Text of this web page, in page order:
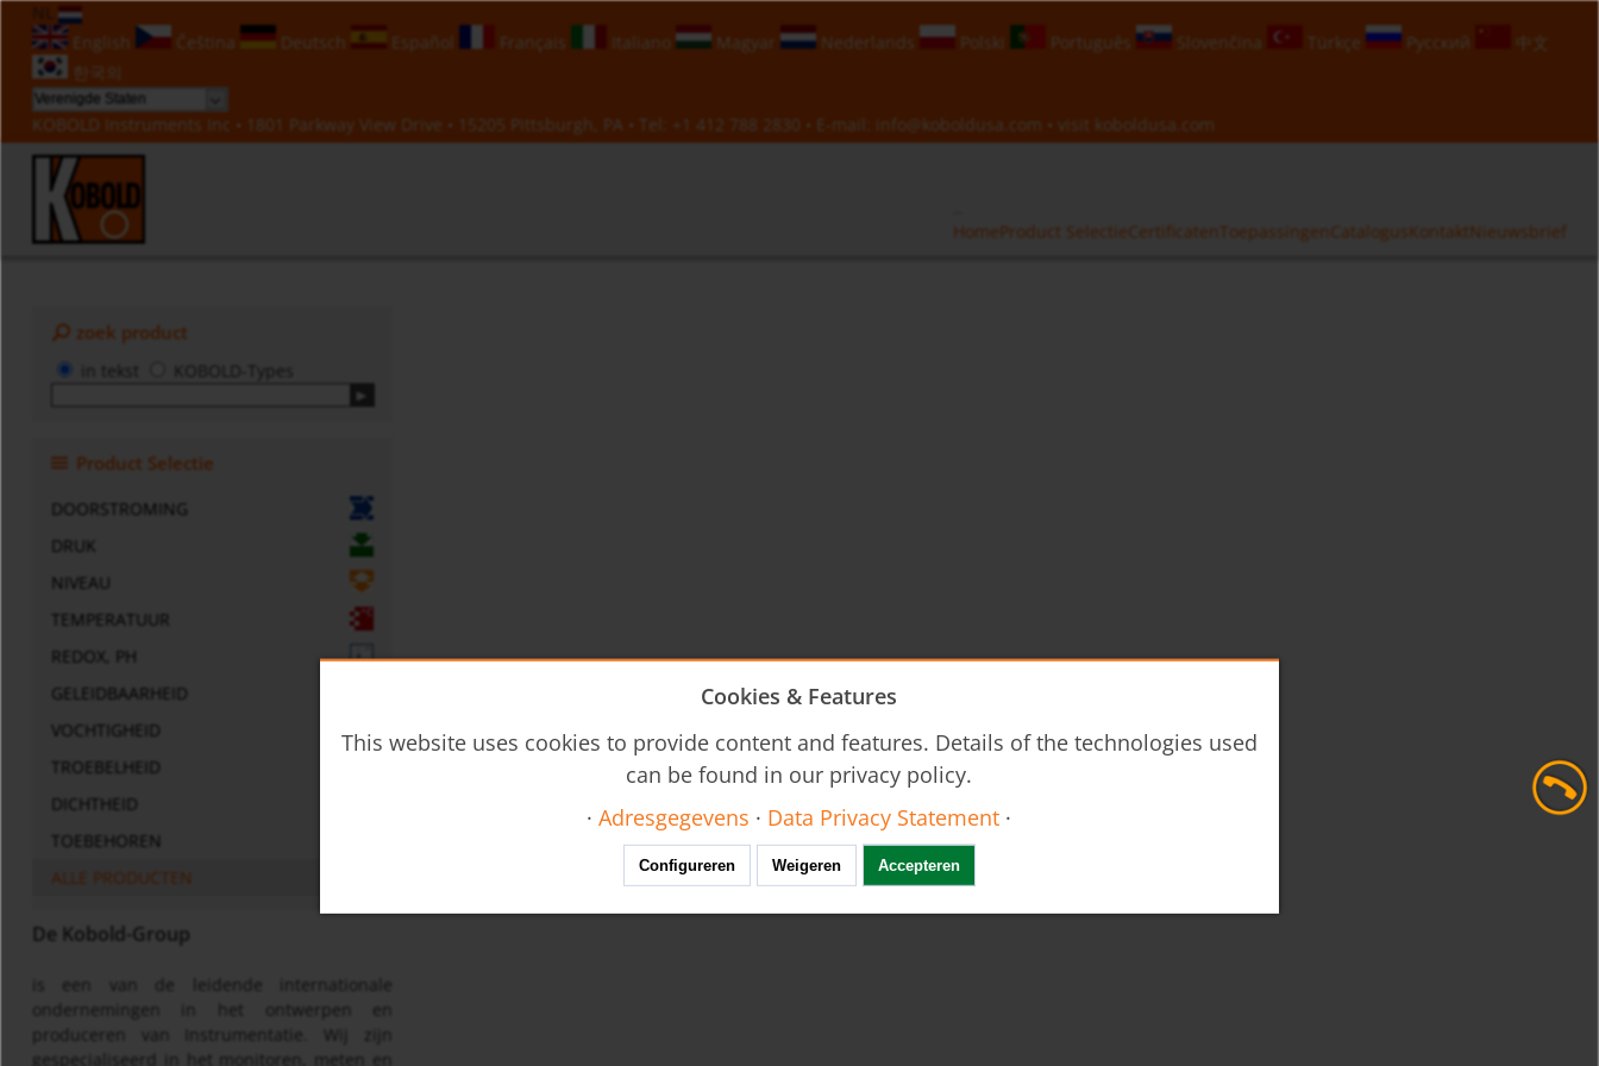
NL
English
Čeština Deutsch Español Français Italiano Magyar Nederlands Polski Português Slovenčina Türkçe Русский
中文
한국의
KOBOLD Instruments Inc • 1801 Parkway View Drive • 15205 Pittsburgh, PA • Tel: +1 412 788 2830 • E-mail: info@koboldusa.com • visit koboldusa.com
HomeProduct SelectieCertificaten Toepassingen CatalogusKontaktNieuwsbrief
zoek product
in tekst KOBOLD-Types
Product Selectie
DOORSTROMING
DRUK
NIVEAU
TEMPERATUUR
REDOX, PH
GELEIDBAARHEID
VOCHTIGHEID
TROEBELHEID
DICHTHEID
TOEBEHOREN
ALLE PRODUCTEN
De Kobold-Group
is een van de leidende internationale
ondernemingen in het ontwerpen en
produceren van Instrumentatie. Wij zijn
gespecialiseerd in het monitoren, meten en
Cookies & Features
This website uses cookies to provide content and features. Details of the technologies used
can be found in our privacy policy.
·Adresgegevens · Data Privacy Statement ·
Configureren Weigeren Accepteren